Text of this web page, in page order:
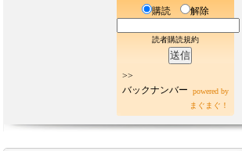
購読 解除
読者購読規約
>>
バックナンバー
powered by
まぐまぐ！